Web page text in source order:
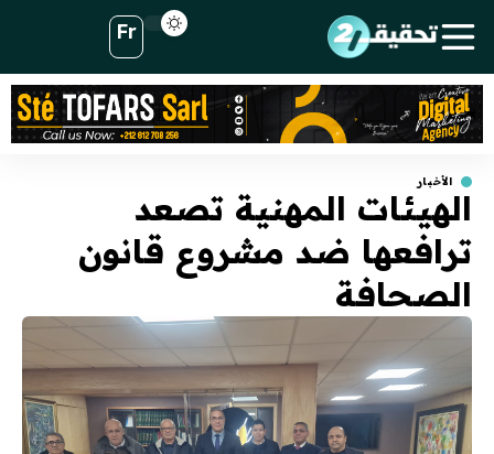
Fr
الأخبار
الهيئات المهنية تصعد
ترافعها ضد مشروع قانون
الصحافة